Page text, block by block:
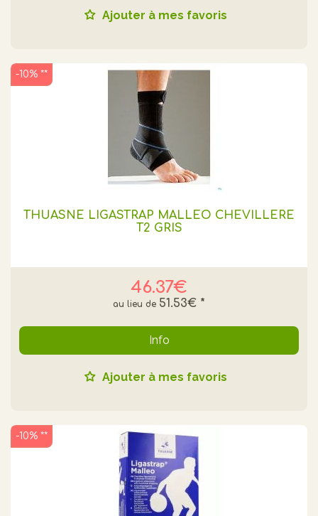
Ajouter à mes favoris
THUASNE LIGASTRAP MALLEO CHEVILLERE
T2 GRIS
46.37€
51.53€ *
-10% **
Info
Ajouter à mes favoris
-10% **